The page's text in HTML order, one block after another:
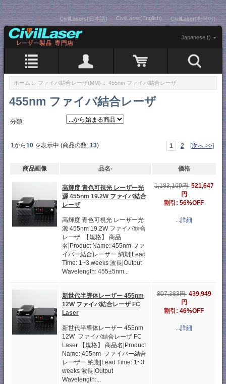
CivilLasers(日本語) CivilLaser(English) CivilLaser(한국어)
Japanese ()
ホーム :: ファイバ結合レーザ(MM) :: 455nm ファイバ結合レーザ
455nm ファイバ結合レーザ
分類:
1から10 を表示中 (商品の数: 13) 1 2 [次へ >>]
商品画像 品名- 価格
高輝度 青色可視光 レーザー光
源 455nm 19.2W ファイバ結合
レーザ
高輝度 青色可視光 レーザー光
源 455nm 19.2W ファイバ結合
レーザ 【規格】 商品
名|Product Name: 455nm ファ
イバー結合レーザー 納期|Lead
Time: 1~3 weeks 波長|Output
Wavelength: 455±5nm...
1,183,169円 521,647
円
割引: 56%OFF
...詳細
新世代半導体レーザー 455nm
12W ファイバ結合レーザ FC
Laser
新世代半導体レーザー 455nm
12W ファイバ結合レーザ FC
Laser 【規格】 商品名|Product
Name: 455nm ファイバー結合
レーザー 納期|Lead Time: 1~3
weeks 波長|Output
Wavelength:...
807,383円 439,949
円
割引: 46%OFF
...詳細